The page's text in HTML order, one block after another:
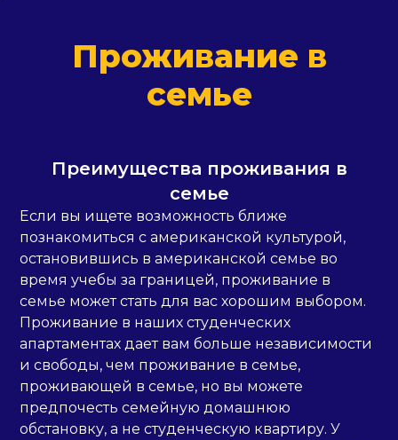
Проживание в
семье
Преимущества проживания в
семье
Если вы ищете возможность ближе
познакомиться с американской культурой,
остановившись в американской семье во
время учебы за границей, проживание в
семье может стать для вас хорошим выбором.
Проживание в наших студенческих
апартаментах дает вам больше независимости
и свободы, чем проживание в семье,
проживающей в семье, но вы можете
предпочесть семейную домашнюю
обстановку, а не студенческую квартиру. У